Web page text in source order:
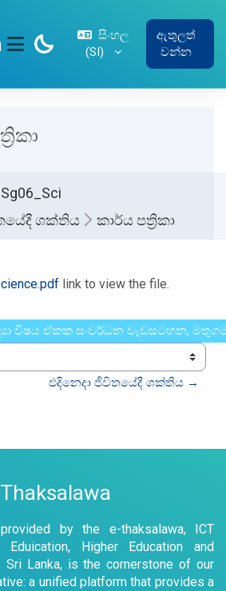
SIDE PANEL
සිංහල
‎(SI)‎
ඇතුලත්
වන්න
Sg06_Sci
ශක්තිය
කාර්ය පත්‍රිකා
link to view the file.
විෂය ඒකක සංවර්ධන වැඩසටහන,
එදිනෙදා ජීවිතයේදී ශක්තිය →
by the e-thaksalawa, ICT
Higher Education and
Sri Lanka, is the cornerstone of our
a unified platform that provides a